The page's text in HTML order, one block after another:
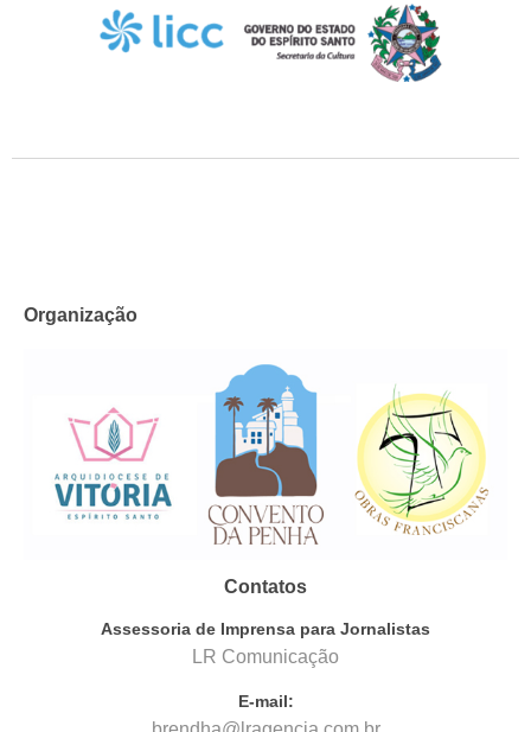
Organização
Contatos
Assessoria de Imprensa para Jornalistas
LR Comunicação
E-mail: